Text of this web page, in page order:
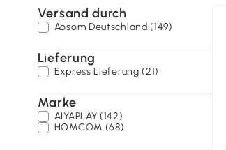
Versand durch
Aosom Deutschland (149)
Lieferung
Express Lieferung (21)
Marke
AIYAPLAY (142)
HOMCOM (68)